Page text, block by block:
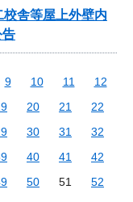
校舎等屋上外壁内
告
9 10 11
12
20 21
22
30 31
32
40 41
42
50 51
52